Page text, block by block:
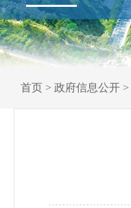
首页 > 政府信息公开 >